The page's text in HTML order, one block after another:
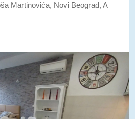
Martinovića, Novi Beograd, A